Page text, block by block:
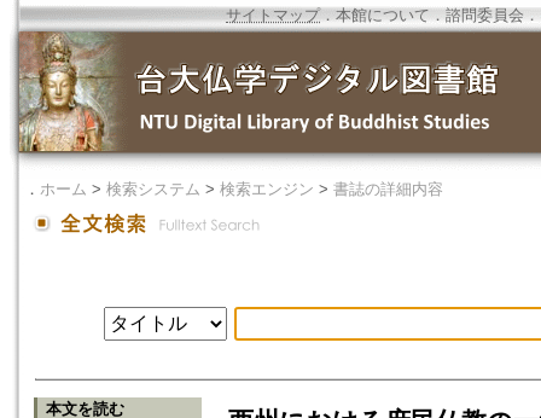
サイトマップ．本館について ． 諮問委員会 ．
． ホーム > 検索システム > 検索エンジン > 書誌の詳細内容
本文を読む